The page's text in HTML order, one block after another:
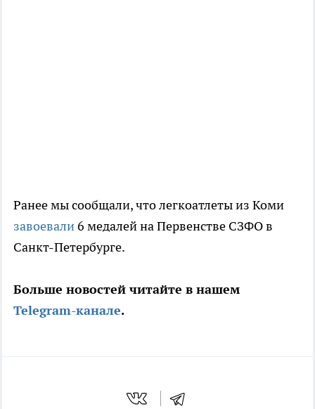
Ранее мы сообщали, что легкоатлеты из Коми
завоевали6 медалей на Первенстве СЗФО в
Санкт-Петербурге.
Больше новостей читайте в нашем
Telegram-канале.